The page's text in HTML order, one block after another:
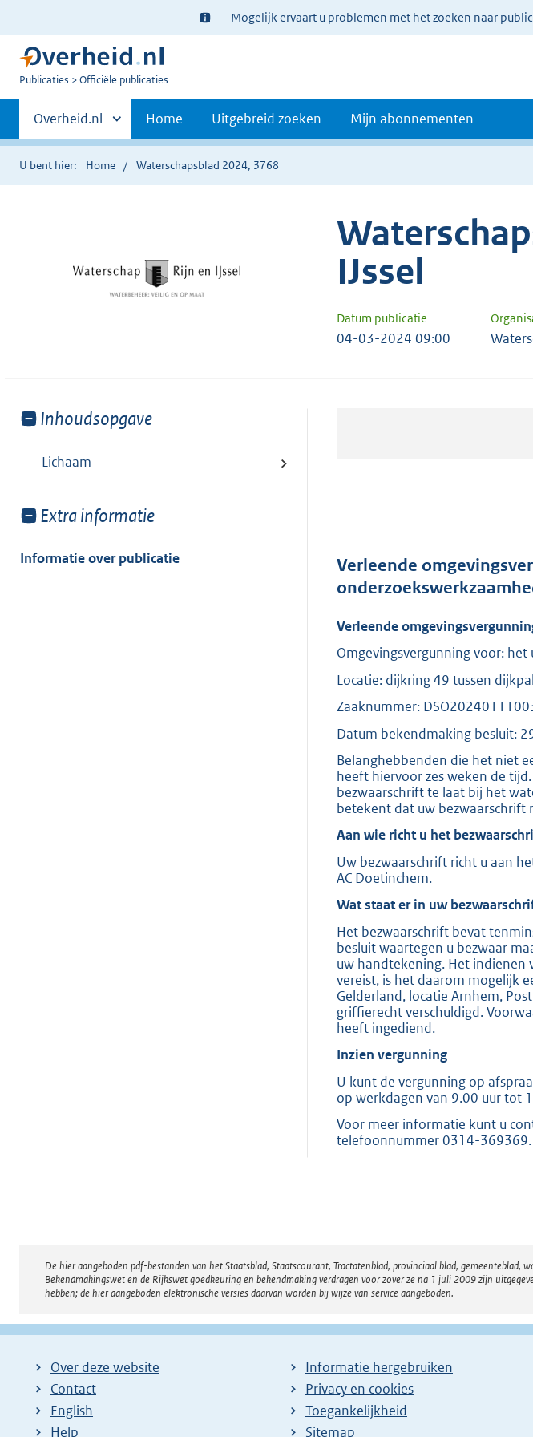
Ter
informatie:
Mogelijk ervaart u problemen met het zoeken naar
U
Publicaties Officiële publicaties
Primaire
navigatie
Andere
sites
binnen
Overheid.nl Home Uitgebreid zoeken Mijn abonnementen
U bent hier: Home Waterschapsblad 2024, 3768
IJssel
Datum publicatie
04-03-2024 09:00
Toon
van:
Inhoudsopgave
Lichaam
Toon
van:
Extra informatie
Informatie over publicatie
Verleende
Verleende
Omgevingsvergunning voor:
Locatie: dijkring 49 tussen
Zaaknummer:
Datum bekendmaking besluit:
Belanghebbenden die het niet
heeft hiervoor zes weken de
bezwaarschrift te laat bij het
betekent dat uw
Aan wie richt u het
Uw bezwaarschrift richt u aan
AC Doetinchem.
Wat staat er in uw
Het bezwaarschrift bevat
besluit waartegen u bezwaar
uw handtekening. Het indienen
vereist, is het daarom mogelijk
Gelderland, locatie Arnhem,
griffierecht verschuldigd.
heeft ingediend.
Inzien vergunning
U kunt de vergunning op
op werkdagen van 9.00 uur tot
Voor meer informatie kunt u
telefoonnummer 0314-369369.
Disclaimer
De hier aangeboden pdf-bestanden van het Staatsblad, Staatscourant, Tractatenblad, provinciaal blad,
Bekendmakingswet en de Rijkswet goedkeuring en bekendmaking verdragen voor zover ze na 1 juli 2009 zijn
hebben; de hier aangeboden elektronische versies daarvan worden bij wijze van service aangeboden.
Over deze website
Contact
English
Help
Informatie hergebruiken
Privacy en cookies
Toegankelijkheid
Sitemap